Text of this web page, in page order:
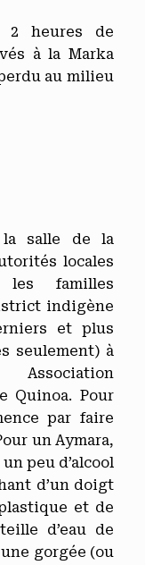
2 heures de
à la Marka
au milieu
la salle de la
locales
familles
indigène
et plus
seulement) à
Association
Quinoa. Pour
par faire
un Aymara,
peu d’alcool
d’un doigt
et de
d’eau de
gorgée (ou